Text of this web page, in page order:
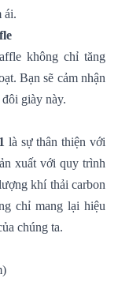
ái.
không chỉ tăng
Bạn sẽ cảm nhận
giày này.
là sự thân thiện với
xuất với quy trình
khí thải carbon
chỉ mang lại hiệu
chúng ta.